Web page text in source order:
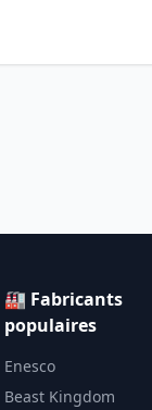
🏭 Fabricants
populaires
Enesco
Beast Kingdom